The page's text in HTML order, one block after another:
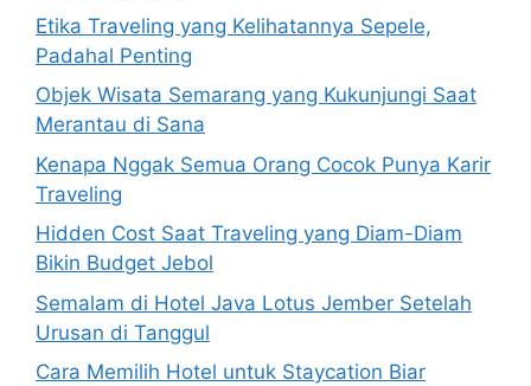
Etika Traveling yang Kelihatannya Sepele,
Padahal Penting
Objek Wisata Semarang yang Kukunjungi Saat
Merantau di Sana
Kenapa Nggak Semua Orang Cocok Punya Karir
Traveling
Hidden Cost Saat Traveling yang Diam-Diam
Bikin Budget Jebol
Semalam di Hotel Java Lotus Jember Setelah
Urusan di Tanggul
Cara Memilih Hotel untuk Staycation Biar